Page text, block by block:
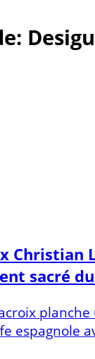
Christian
sacré
espagnole